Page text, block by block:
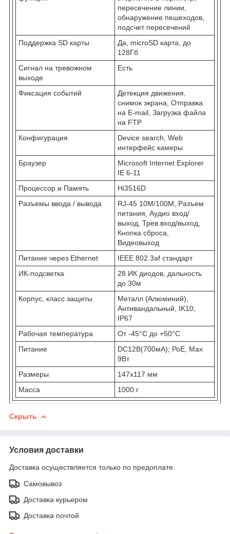
пересечение линии,
обнаружение пешеходов,
подсчет пересечений
Поддержка SD карты
Да, microSD карта, до
128Гб
Сигнал на тревожном
выходе
Есть
Фиксация событий
Детекция движения,
снимок экрана, Отправка
на E-mail, Загрузка файла
на FTP
Конфигурация
Device search, Web
интерфейс камеры
Браузер
Microsoft Internet Explorer
IE 6-11
Процессор и Память
Hi3516D
Разъемы ввода / вывода
RJ-45 10M/100M, Разъем
питания, Аудио вход/
выход, Трев.вход/выход,
Кнопка сброса,
Видеовыход
Питание через Ethernet
IEEE 802.3af стандарт
ИК-подсветка
28 ИК диодов, дальность
до 30м
Корпус, класс защиты
Металл (Алюминий),
Антивандальный, IK10,
IР67
Рабочая температура
От -45°С до +50°С
Питание
DC12В(700мА); РоЕ, Мах
9Вт
Размеры
147х117 мм
Масса
1000 г
Скрыть
Условия доставки
Доставка осуществляется только по предоплате.
Самовывоз
Доставка курьером
Доставка почтой